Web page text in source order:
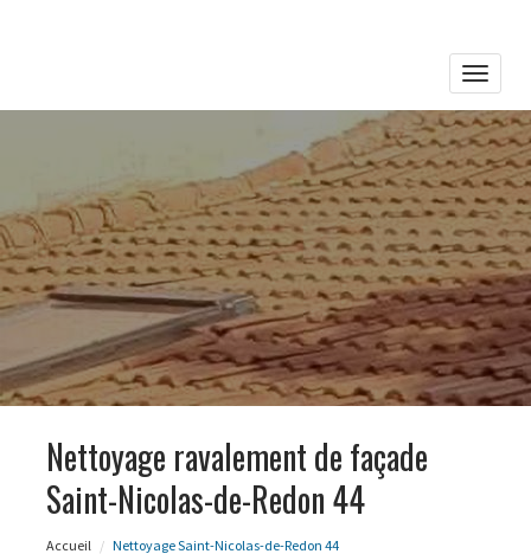
Toggle
Nettoyage ravalement de façade
Saint-Nicolas-de-Redon 44
Accueil Nettoyage Saint-Nicolas-de-Redon 44